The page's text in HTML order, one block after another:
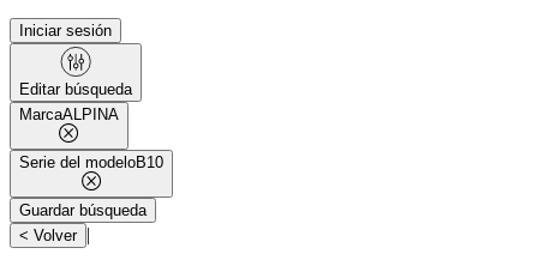
Iniciar sesión
Editar búsqueda
MarcaALPINA
Serie del modeloB10
Guardar búsqueda
< Volver |